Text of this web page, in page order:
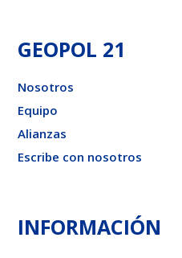
GEOPOL 21
Nosotros
Equipo
Alianzas
Escribe con nosotros
INFORMACIÓN